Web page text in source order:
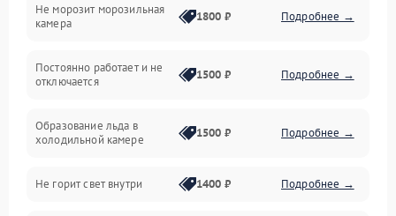
Дренаж
Не морозит морозильная
камера
1800 ₽ Подробнее →
Постоянно работает и не
отключается
1500 ₽ Подробнее →
Образование льда в
холодильной камере
1500 ₽ Подробнее →
Не горит свет внутри 1400 ₽ Подробнее →